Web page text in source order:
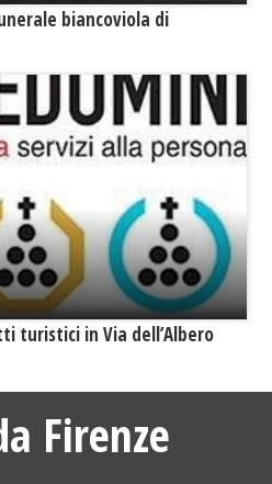
biancoviola di
turistici in Via dell’Albero
Firenze